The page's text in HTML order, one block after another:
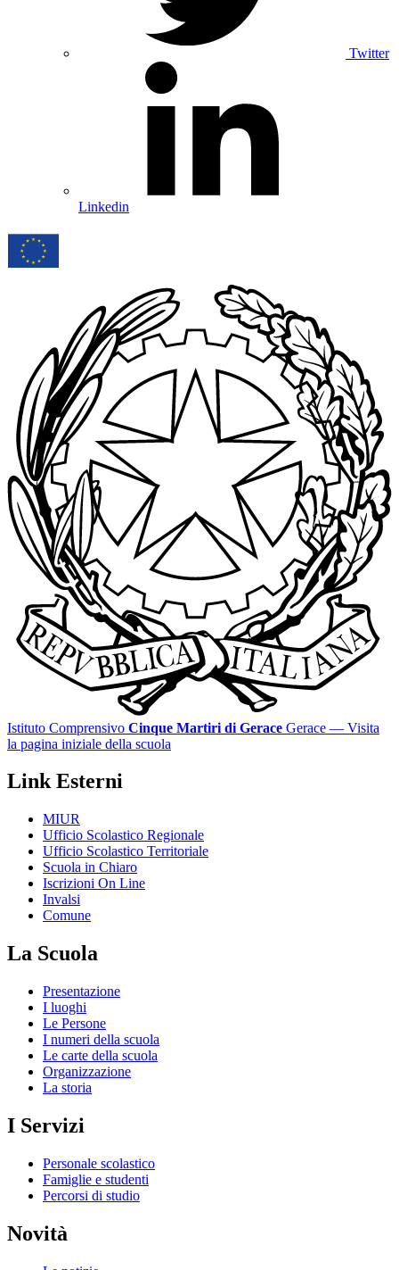
Twitter
Linkedin
Istituto Comprensivo Cinque Martiri di Gerace Gerace — Visita
la pagina iniziale della scuola
Link Esterni
MIUR
Ufficio Scolastico Regionale
Ufficio Scolastico Territoriale
Scuola in Chiaro
Iscrizioni On Line
Invalsi
Comune
La Scuola
Presentazione
I luoghi
Le Persone
I numeri della scuola
Le carte della scuola
Organizzazione
La storia
I Servizi
Personale scolastico
Famiglie e studenti
Percorsi di studio
Novità